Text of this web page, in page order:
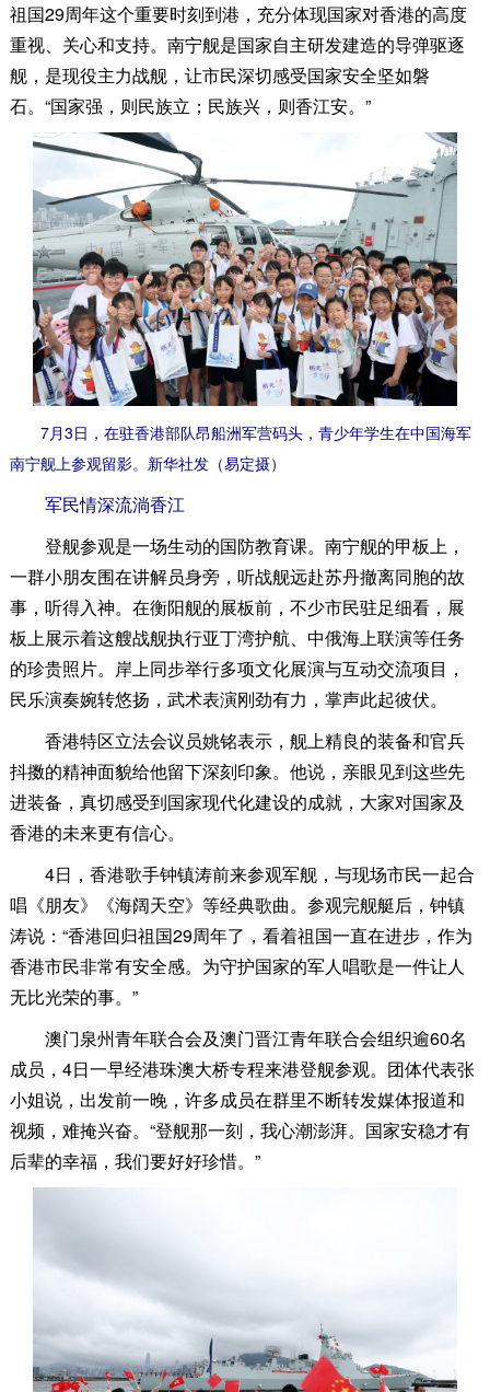
祖国29周年这个重要时刻到港，充分体现国家对香港的高度
重视、关心和支持。南宁舰是国家自主研发建造的导弹驱逐
舰，是现役主力战舰，让市民深切感受国家安全坚如磐
石。“国家强，则民族立；民族兴，则香江安。”
7月3日，在驻香港部队昂船洲军营码头，青少年学生在中国海军
南宁舰上参观留影。新华社发（易定摄）
军民情深流淌香江
登舰参观是一场生动的国防教育课。南宁舰的甲板上，
一群小朋友围在讲解员身旁，听战舰远赴苏丹撤离同胞的故
事，听得入神。在衡阳舰的展板前，不少市民驻足细看，展
板上展示着这艘战舰执行亚丁湾护航、中俄海上联演等任务
的珍贵照片。岸上同步举行多项文化展演与互动交流项目，
民乐演奏婉转悠扬，武术表演刚劲有力，掌声此起彼伏。
香港特区立法会议员姚铭表示，舰上精良的装备和官兵
抖擞的精神面貌给他留下深刻印象。他说，亲眼见到这些先
进装备，真切感受到国家现代化建设的成就，大家对国家及
香港的未来更有信心。
4日，香港歌手钟镇涛前来参观军舰，与现场市民一起合
唱《朋友》《海阔天空》等经典歌曲。参观完舰艇后，钟镇
涛说：“香港回归祖国29周年了，看着祖国一直在进步，作为
香港市民非常有安全感。为守护国家的军人唱歌是一件让人
无比光荣的事。”
澳门泉州青年联合会及澳门晋江青年联合会组织逾60名
成员，4日一早经港珠澳大桥专程来港登舰参观。团体代表张
小姐说，出发前一晚，许多成员在群里不断转发媒体报道和
视频，难掩兴奋。“登舰那一刻，我心潮澎湃。国家安稳才有
后辈的幸福，我们要好好珍惜。”